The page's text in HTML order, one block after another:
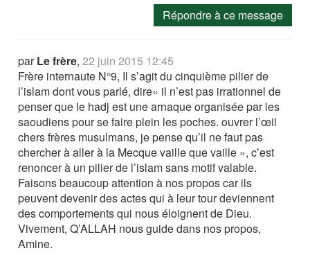
Répondre à ce message
parLe frère,22 juin 2015 12:45
Frère internaute N°9, Il s’agit du cinquième pilier de
l’islam dont vous parlé, dire« il n’est pas irrationnel de
penser que le hadj est une arnaque organisée par les
saoudiens pour se faire plein les poches. ouvrer l’œil
chers frères musulmans, je pense qu’il ne faut pas
chercher à aller à la Mecque vaille que vaille », c’est
renoncer à un pilier de l’islam sans motif valable.
Faisons beaucoup attention à nos propos car ils
peuvent devenir des actes qui à leur tour deviennent
des comportements qui nous éloignent de Dieu.
Vivement, Q’ALLAH nous guide dans nos propos,
Amine.